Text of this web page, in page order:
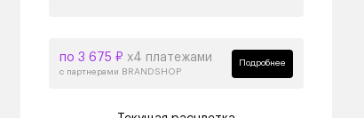
по 3 675 ₽ х4 платежами
с партнерами BRANDSHOP
Подробнее